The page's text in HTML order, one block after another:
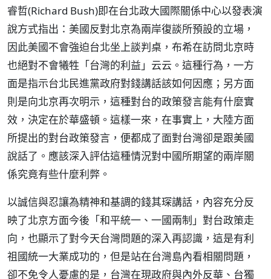
睿哲(Richard Bush)即在台北政大國際關係中心以發表演
說方式指出：美國反對北京為兩岸復談所預設的立場，
因此美國不會強迫台北坐上談判桌，布希在訪問北京時
也絕對不會犧牲「台灣的利益」云云。這種行為，一方
面是指示台北民進黨政府對錢講話該如何因應；另方面
則是向北京再次明示，這種對台的政策發言能有什麼實
效，決定在於華盛頓。這樣一來，在事實上，大陸方面
所提出的對台政策發言，便都成了面對台灣卻是跟美國
說話了。應該深入評估這種情況對中國所期望的兩岸關
係究竟有些什麼利弊。
以誠信與忍讓為精神和基調的錢其琛講話，內容充分反
映了北京方面今後「和平統一、一國兩制」對台政策走
向，也顯示了對今天台灣問題的深入再認識，這是有利
祖國統一大業成功的，但是站在台灣島內看相關問題，
卻不免令人憂慮的是，台灣在現政府與內外反華、台獨